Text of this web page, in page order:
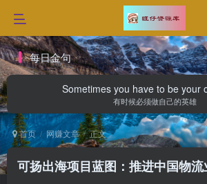
每日金句
Sometimes you have to be your
有时候必须做自己的英雄
首页 网赚文章 正文
可扬出海项目蓝图：推进中国物流